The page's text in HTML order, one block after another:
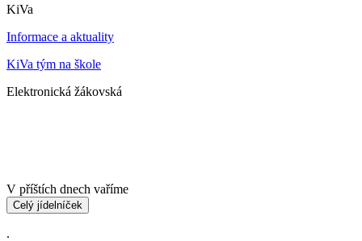
KiVa
Informace a aktuality
KiVa tým na škole
Elektronická žákovská
V příštích dnech vaříme
Celý jídelníček
.